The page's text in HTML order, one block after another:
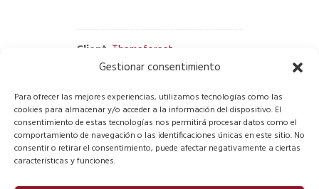
Gestionar consentimiento
Para ofrecer las mejores experiencias, utilizamos tecnologías como las
cookies para almacenar y/o acceder a la información del dispositivo. El
consentimiento de estas tecnologías nos permitirá procesar datos como el
comportamiento de navegación o las identificaciones únicas en este sitio. No
consentir o retirar el consentimiento, puede afectar negativamente a ciertas
características y funciones.
Client Themeforest
Release Date:February 1, 2016
Category:
Branding